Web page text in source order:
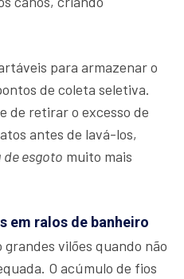
para armazenar o
de coleta seletiva.
de retirar o excesso de
antes de lavá-los,
de esgoto muito mais
em ralos de banheiro
grandes vilões quando não
O acúmulo de fios